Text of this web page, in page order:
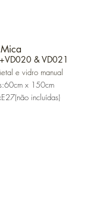
Mica
& VD021
e vidro manual
x 150cm
incluídas)